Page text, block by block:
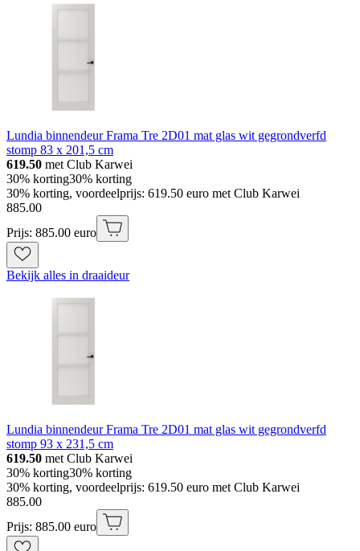
Lundia binnendeur Frama Tre 2D01 mat glas wit gegrondverfd
stomp 83 x 201,5 cm
619.50 met Club Karwei
30% korting30% korting
30% korting, voordeelprijs: 619.50 euro met Club Karwei
885.00
Prijs: 885.00 euro
Bekijk alles in draaideur
Lundia binnendeur Frama Tre 2D01 mat glas wit gegrondverfd
stomp 93 x 231,5 cm
619.50 met Club Karwei
30% korting30% korting
30% korting, voordeelprijs: 619.50 euro met Club Karwei
885.00
Prijs: 885.00 euro